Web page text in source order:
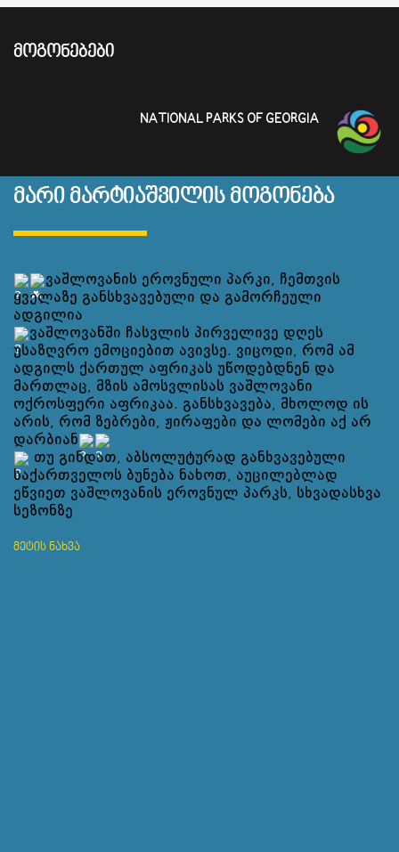
ᲛᲝᲒᲝᲜᲔᲑᲔᲑᲘ
NATIONAL PARKS OF GEORGIA
მარი მარტიაშვილის მოგონება
ვაშლოვანის ეროვნული პარკი, ჩემთვის
ყველაზე განსხვავებული და გამორჩეული
ადგილია
ვაშლოვანში ჩასვლის პირველივე დღეს
უსაზღვრო ემოციებით ავივსე. ვიცოდი, რომ ამ
ადგილს ქართულ აფრიკას უწოდებდნენ და
მართლაც, მზის ამოსვლისას ვაშლოვანი
ოქროსფერი აფრიკაა. განსხვავება, მხოლოდ ის
არის, რომ ზებრები, ჟირაფები და ლომები აქ არ
დარბიან
თუ გინდათ, აბსოლუტურად განხვავებული
საქართველოს ბუნება ნახოთ, აუცილებლად
ეწვიეთ ვაშლოვანის ეროვნულ პარკს, სხვადასხვა
სეზონზე
მეტის ნახვა